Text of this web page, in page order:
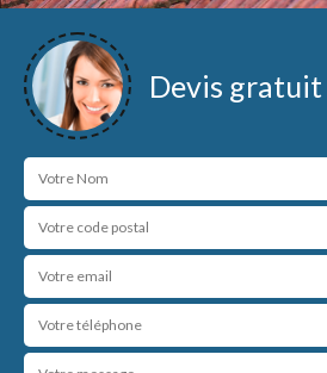
Devis gratuit